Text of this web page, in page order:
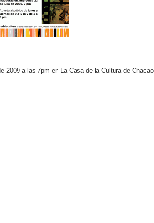
2009 a las 7pm en La Casa de la Cultura de Chacao